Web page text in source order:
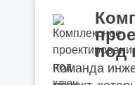
под
Команда